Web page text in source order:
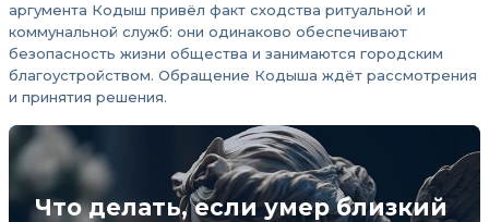
аргумента Кодыш привёл факт сходства ритуальной и
коммунальной служб: они одинаково обеспечивают
безопасность жизни общества и занимаются городским
благоустройством. Обращение Кодыша ждёт рассмотрения
и принятия решения.
Что делать, если умер близкий